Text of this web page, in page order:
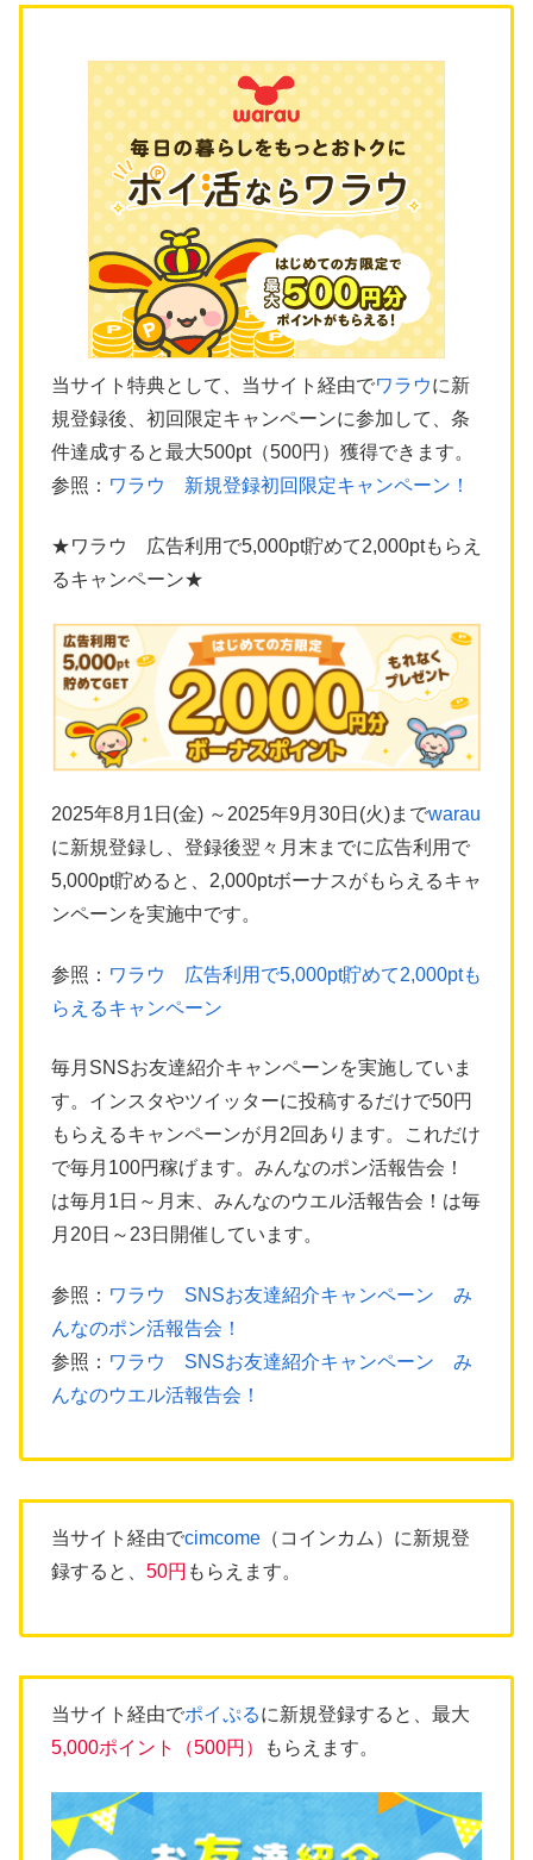
当サイト特典として、当サイト経由でワラウに新
規登録後、初回限定キャンペーンに参加して、条
件達成すると最大500pt（500円）獲得できます。
参照： ワラウ 新規登録初回限定キャンペーン！
★ワラウ 広告利用で5,000pt貯めて2,000ptもらえ
るキャンペーン★
2025年8月1日(金) ～2025年9月30日(火)までwarau
に新規登録し、登録後翌々月末までに広告利用で
5,000pt貯めると、2,000ptボーナスがもらえるキャ
ンペーンを実施中です。
参照： ワラウ 広告利用で5,000pt貯めて2,000ptも
らえるキャンペーン
毎月SNSお友達紹介キャンペーンを実施していま
す。インスタやツイッターに投稿するだけで50円
もらえるキャンペーンが月2回あります。これだけ
で毎月100円稼げます。みんなのポン活報告会！
は毎月1日～月末、みんなのウエル活報告会！は毎
月20日～23日開催しています。
参照： ワラウ SNSお友達紹介キャンペーン み
んなのポン活報告会！
参照： ワラウ SNSお友達紹介キャンペーン み
んなのウエル活報告会！
当サイト経由でcimcome （コインカム）に新規登
録すると、 50円 もらえます。
当サイト経由でポイぷるに新規登録すると、最大
5,000ポイント（500円）
もらえます。